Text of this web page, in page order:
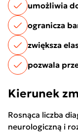
umożliwia
ogranicza
zwiększa
pozwala
Kierunek
Rosnąca liczba
neurologiczną i